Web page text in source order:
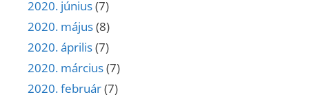
2020. június(7)
2020. május(8)
2020. április(7)
2020. március(7)
2020. február(7)